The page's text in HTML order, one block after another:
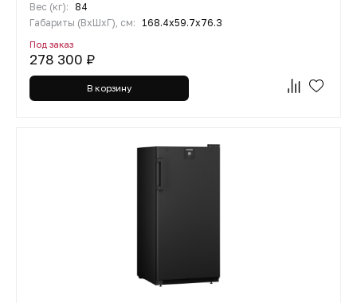
Вес (кг):
84
Габариты (ВхШхГ), см:
168.4х59.7х76.3
Под заказ
278 300 ₽
В корзину